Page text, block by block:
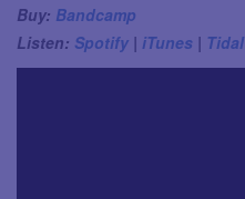
Buy: Bandcamp
Listen: Spotify | iTunes | Tidal